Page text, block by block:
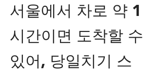
서울에서 차로 약 1
시간이면 도착할 수
있어, 당일치기 스